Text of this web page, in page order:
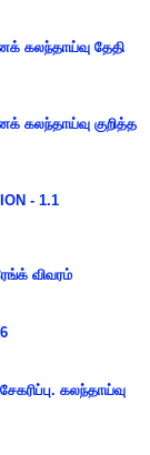
கலந்தாய்வு தேதி
கலந்தாய்வு குறித்த
- 1.1
விவரம்
கலந்தாய்வு